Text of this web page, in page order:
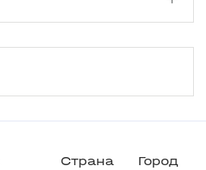
Страна Город